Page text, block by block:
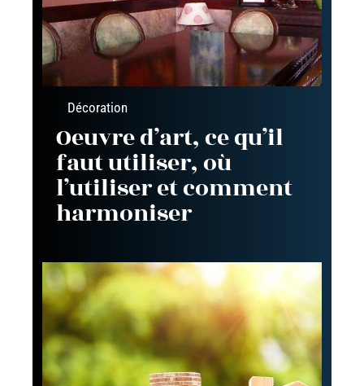
Décoration
Oeuvre d’art, ce qu’il
faut utiliser, où
l’utiliser et comment
harmoniser